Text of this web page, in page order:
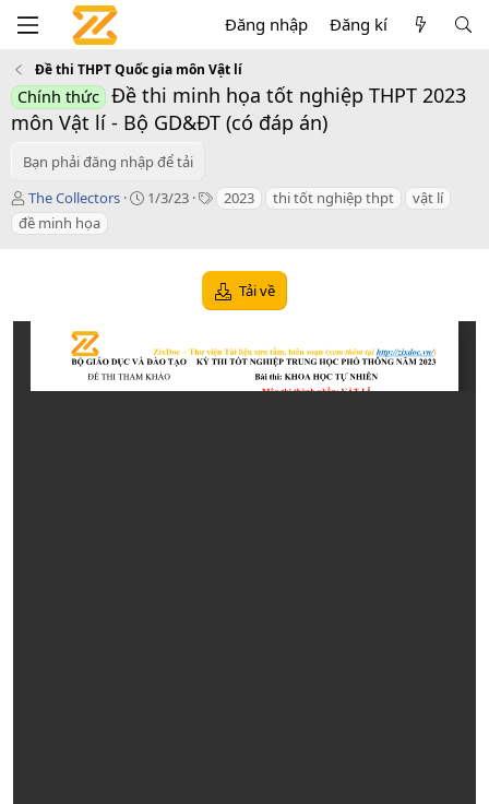
Đăng nhập Đăng kí
Đề thi THPT Quốc gia môn Vật lí
Chính thức Đề thi minh họa tốt nghiệp THPT 2023
môn Vật lí - Bộ GD&ĐT (có đáp án)
Bạn phải đăng nhập để tải
T
á
c
The Collectors
C
d
a
t
1/3/23
T 2023 thi tốt nghiệp thpt
vật lí
đề minh họa
Tải về